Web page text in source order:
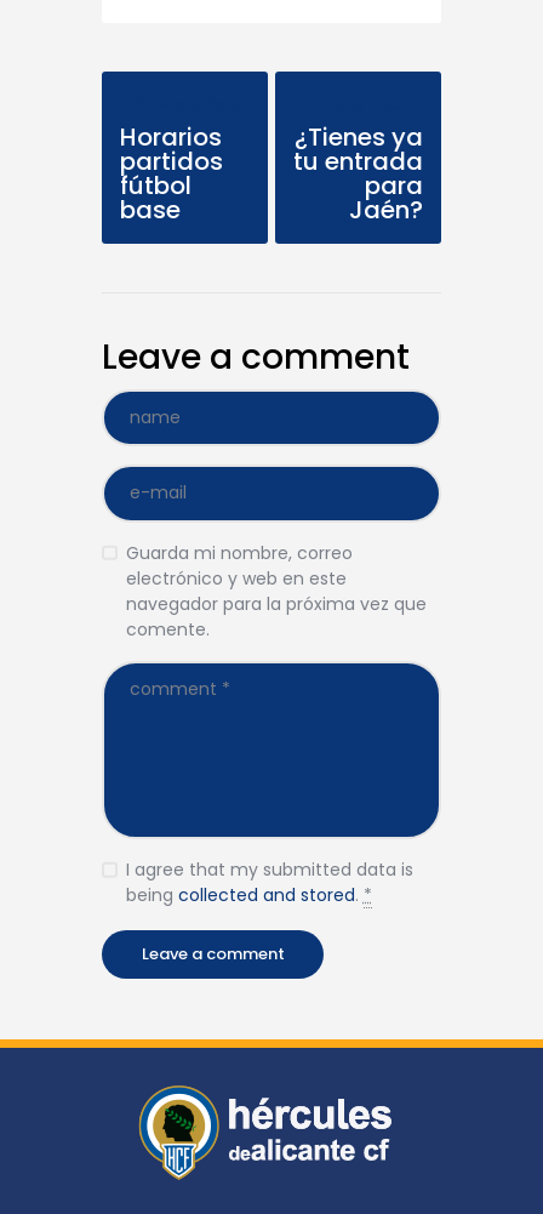
Horarios
partidos
fútbol
base
¿Tienes ya
tu entrada
para
Jaén?
Leave a comment
Guarda mi nombre, correo
electrónico y web en este
navegador para la próxima vez que
comente.
I agree that my submitted data is
being collected and stored. *